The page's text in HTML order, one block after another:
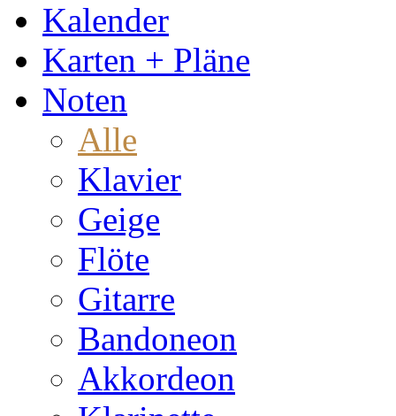
Kalender
Karten + Pläne
Noten
Alle
Klavier
Geige
Flöte
Gitarre
Bandoneon
Akkordeon